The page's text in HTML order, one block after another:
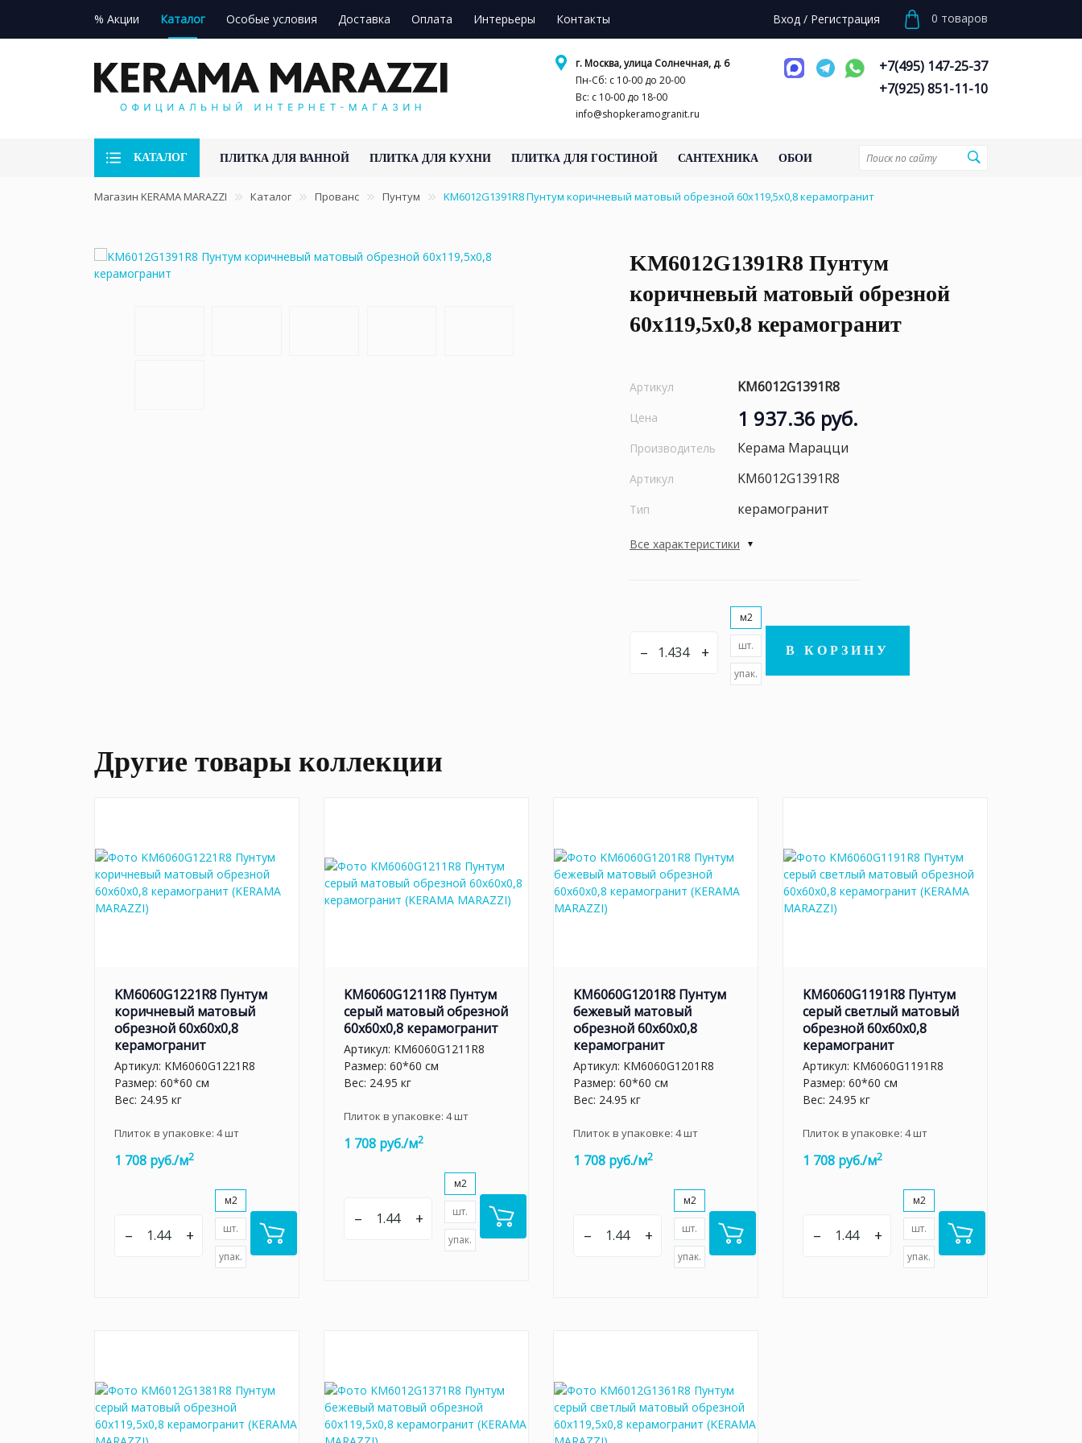
% Акции Каталог Особые условия Доставка Оплата Интерьеры Контакты Вход / Регистрация 0 товаров
г. Москва, улица Солнечная, д. 6
Пн-Сб: с 10-00 до 20-00
Вс: с 10-00 до 18-00
info@shopkeramogranit.ru
+7(495) 147-25-37
+7(925) 851-11-10
КАТАЛОГ ПЛИТКА ДЛЯ ВАННОЙ ПЛИТКА ДЛЯ КУХНИ ПЛИТКА ДЛЯ ГОСТИНОЙ САНТЕХНИКА ОБОИ
Магазин KERAMA MARAZZI Каталог Прованс Пунтум KM6012G1391R8 Пунтум коричневый матовый обрезной 60x119,5x0,8 керамогранит
KM6012G1391R8 Пунтум
коричневый матовый обрезной
60x119,5x0,8 керамогранит
Артикул KM6012G1391R8
Цена 1 937.36 руб.
Производитель Керама Марацци
Артикул KM6012G1391R8
Тип керамогранит
Все характеристики
– +
м2
шт.
упак.
В КОРЗИНУ
Другие товары коллекции
KM6060G1221R8 Пунтум
коричневый матовый
обрезной 60x60x0,8
керамогранит
Артикул: KM6060G1221R8
Размер: 60*60 см
Вес: 24.95 кг
Плиток в упаковке: 4шт
1 708 руб./м2
– +
м2
шт.
упак.
KM6060G1211R8 Пунтум
серый матовый обрезной
60x60x0,8 керамогранит
Артикул: KM6060G1211R8
Размер: 60*60 см
Вес: 24.95 кг
Плиток в упаковке: 4шт
1 708 руб./м2
– +
м2
шт.
упак.
KM6060G1201R8 Пунтум
бежевый матовый
обрезной 60x60x0,8
керамогранит
Артикул: KM6060G1201R8
Размер: 60*60 см
Вес: 24.95 кг
Плиток в упаковке: 4шт
1 708 руб./м2
– +
м2
шт.
упак.
KM6060G1191R8 Пунтум
серый светлый матовый
обрезной 60x60x0,8
керамогранит
Артикул: KM6060G1191R8
Размер: 60*60 см
Вес: 24.95 кг
Плиток в упаковке: 4шт
1 708 руб./м2
– +
м2
шт.
упак.